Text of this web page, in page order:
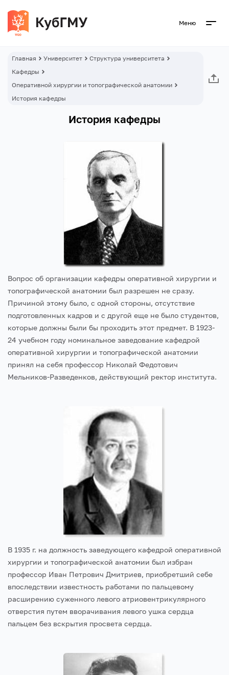
Меню
Главная Университет
Структура университета
Кафедры
Оперативной хирургии и топографической анатомии
История кафедры
История кафедры
Вопрос об организации кафедры оперативной хирургии и
топографической анатомии был разрешен не сразу.
Причиной этому было, с одной стороны, отсутствие
подготовленных кадров и с другой еще не было студентов,
которые должны были бы проходить этот предмет. В 1923-
24 учебном году номинальное заведование кафедрой
оперативной хирургии и топографической анатомии
принял на себя профессор Николай Федотович
Мельников-Разведенков, действующий ректор института.
В 1935 г. на должность заведующего кафедрой оперативной
хирургии и топографической анатомии был избран
профессор Иван Петрович Дмитриев, приобретший себе
впоследствии известность работами по пальцевому
расширению суженного левого атриовентрикулярного
отверстия путем вворачивания левого ушка сердца
пальцем без вскрытия просвета сердца.